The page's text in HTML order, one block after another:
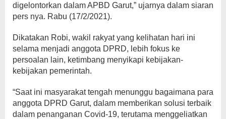
digelontorkan dalam APBD Garut,” ujarnya dalam siaran
pers nya. Rabu (17/2/2021).
Dikatakan Robi, wakil rakyat yang kelihatan hari ini
selama menjadi anggota DPRD, lebih fokus ke
persoalan lain, ketimbang menyikapi kebijakan-
kebijakan pemerintah.
“Saat ini masyarakat tengah menunggu bagaimana para
anggota DPRD Garut, dalam memberikan solusi terbaik
dalam penanganan Covid-19, terutama menggeliatkan